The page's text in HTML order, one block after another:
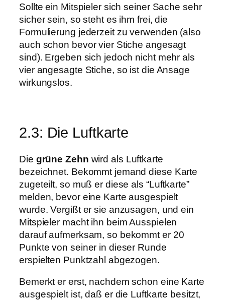
Sollte ein Mitspieler sich seiner Sache sehr
sicher sein, so steht es ihm frei, die
Formulierung jederzeit zu verwenden (also
auch schon bevor vier Stiche angesagt
sind). Ergeben sich jedoch nicht mehr als
vier angesagte Stiche, so ist die Ansage
wirkungslos.
2.3: Die Luftkarte
Die grüne Zehn wird als Luftkarte
bezeichnet. Bekommt jemand diese Karte
zugeteilt, so muß er diese als “Luftkarte”
melden, bevor eine Karte ausgespielt
wurde. Vergißt er sie anzusagen, und ein
Mitspieler macht ihn beim Ausspielen
darauf aufmerksam, so bekommt er 20
Punkte von seiner in dieser Runde
erspielten Punktzahl abgezogen.
Bemerkt er erst, nachdem schon eine Karte
ausgespielt ist, daß er die Luftkarte besitzt,